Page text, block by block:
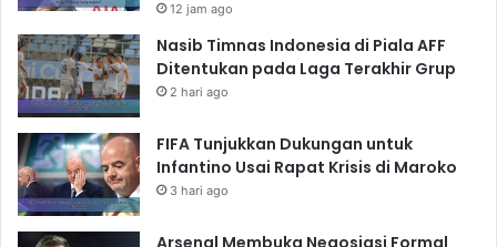
12 jam ago
Nasib Timnas Indonesia di Piala AFF
Ditentukan pada Laga Terakhir Grup
2 hari ago
FIFA Tunjukkan Dukungan untuk
Infantino Usai Rapat Krisis di Maroko
3 hari ago